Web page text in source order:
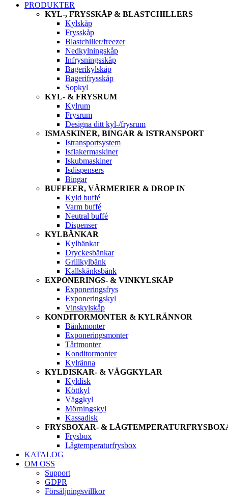
PRODUKTER
KYL-, FRYSSKÅP & BLASTCHILLERS
Kylskåp
Frysskåp
Blastchiller/freezer
Nedkylningskåp
Infrysningsskåp
Bagerikylskåp
Bagerifrysskåp
Sopkyl
KYL- & FRYSRUM
Kylrum
Frysrum
Designa ditt kyl-/frysrum
ISMASKINER, BINGAR & ISTRANSPORT
Istransportsystem
Isflakermaskiner
Iskubmaskiner
Isdispensers
Bingar
BUFFEER, VÄRMERIER & DROP IN
Kyld buffé
Varm buffé
Neutral buffé
Dispenser
KYLBÄNKAR
Kylbänkar
Dryckesbänkar
Grillkylbänk
Kallskänksbänk
EXPONERINGS- & VINKYLSKÅP
Exponeringsfrys
Exponeringskyl
Vinskylskåp
KONDITORMONTER & KYLRÄNNOR
Bänkmonter
Exponeringsmonter
Tårtmonter
Konditormonter
Kylränna
KYLDISKAR- & VÄGGKYLAR
Kyldisk
Köttkyl
Väggkyl
Mörningskyl
Kassadisk
FRYSBOXAR- &
Frysbox
Lågtemperaturfrysbox
KATALOG
OM OSS
Support
GDPR
Försäljningsvillkor